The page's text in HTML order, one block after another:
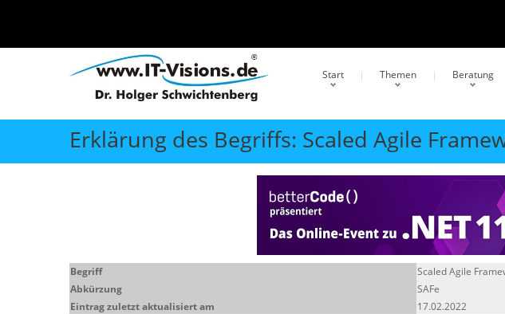
Start Themen Beratung
Erklärung des Begriffs: Scaled Agile
Begriff
Scaled Agile
Abkürzung
SAFe
Eintrag zuletzt aktualisiert am
17.02.2022